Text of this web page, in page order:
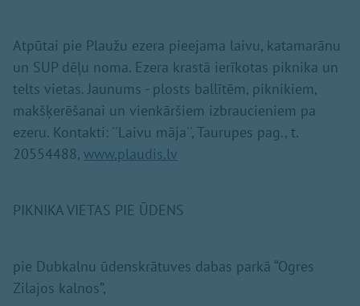
Atpūtai pie Plaužu ezera pieejama laivu, katamarānu
un SUP dēļu noma. Ezera krastā ierīkotas piknika un
telts vietas. Jaunums - plosts ballītēm, piknikiem,
makšķerēšanai un vienkāršiem izbraucieniem pa
ezeru. Kontakti: ''Laivu māja'', Taurupes pag., t.
20554488, www.plaudis.lv
PIKNIKA VIETAS PIE ŪDENS
pie Dubkalnu ūdenskrātuves dabas parkā “Ogres
Zilajos kalnos”,